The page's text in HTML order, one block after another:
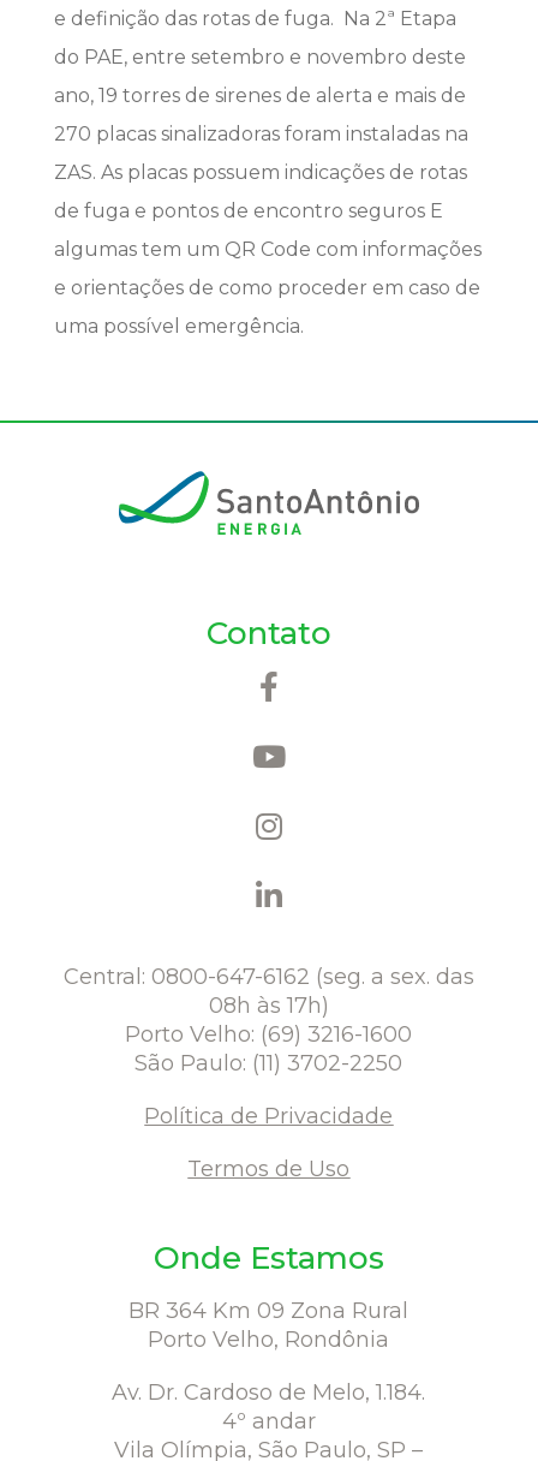
e definição das rotas de fuga. Na 2ª Etapa
do PAE, entre setembro e novembro deste
ano, 19 torres de sirenes de alerta e mais de
270 placas sinalizadoras foram instaladas na
ZAS. As placas possuem indicações de rotas
de fuga e pontos de encontro seguros E
algumas tem um QR Code com informações
e orientações de como proceder em caso de
uma possível emergência.
Contato
Central: 0800-647-6162 (seg. a sex. das
08h às 17h)
Porto Velho: (69) 3216-1600
São Paulo: (11) 3702-2250
Política de Privacidade
Termos de Uso
Onde Estamos
BR 364 Km 09 Zona Rural
Porto Velho, Rondônia
Av. Dr. Cardoso de Melo, 1.184.
4º andar
Vila Olímpia, São Paulo, SP –